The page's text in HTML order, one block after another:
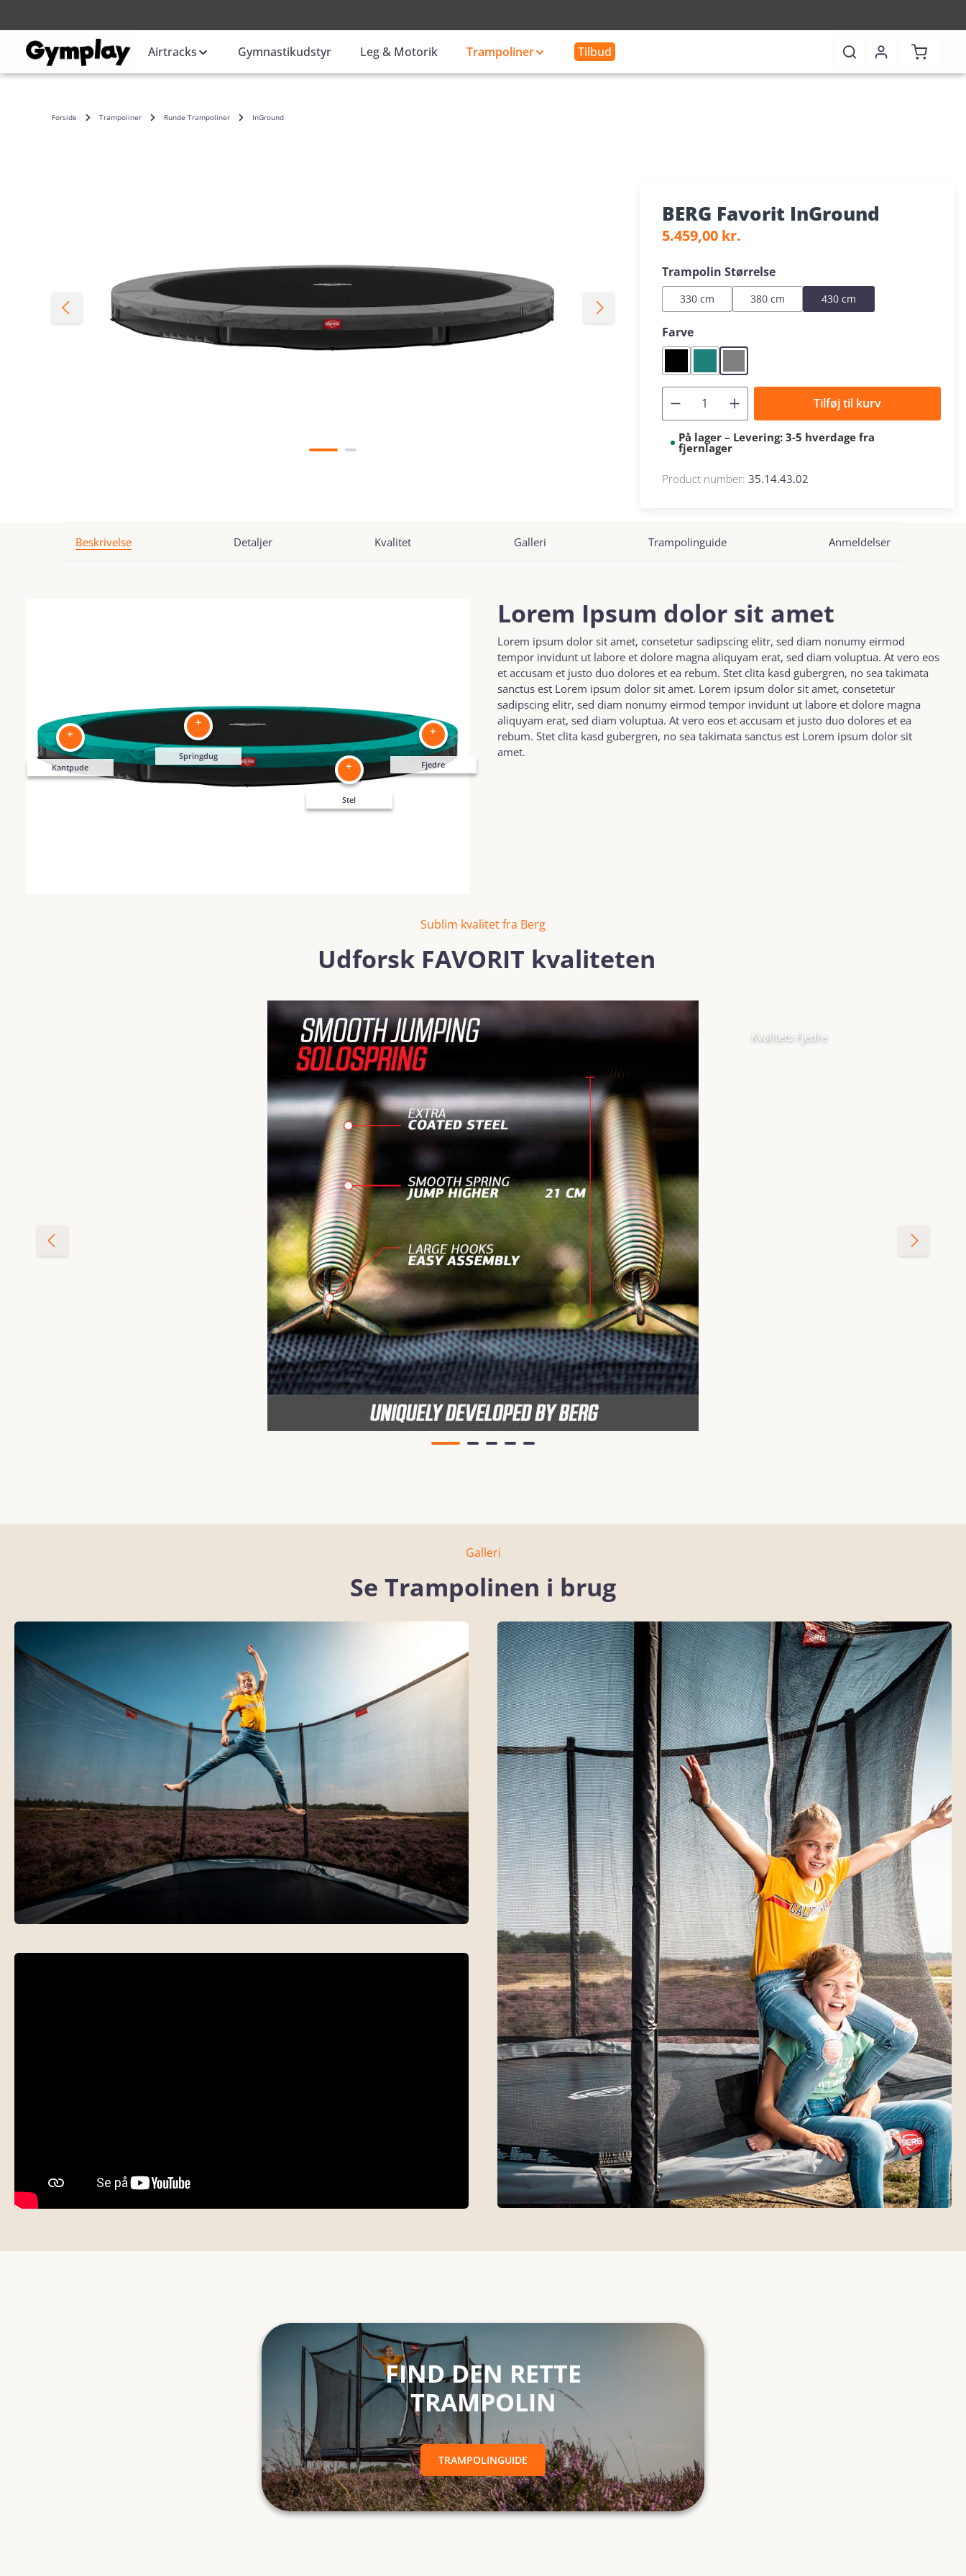
Airtracks Gymnastikudstyr Leg & Motorik Trampoliner Tilbud
Forside Trampoliner Runde Trampoliner InGround
BERG Favorit InGround
Regular price:
5.459,00 kr.
Select
Trampolin Størrelse
330 cm 380 cm 430 cm
Select
Farve
GreenGrey
Tilføj til kurv
På lager – Levering: 3-5 hverdage fra
fjernlager
Product number: 35.14.43.02
Beskrivelse Detaljer Kvalitet Galleri Trampolinguide Anmeldelser
Stel
+ Fjedre
+
Springdug
+
Kantpude
+
Lorem Ipsum dolor sit amet
Lorem ipsum dolor sit amet, consetetur sadipscing elitr, sed diam nonumy eirmod
tempor invidunt ut labore et dolore magna aliquyam erat, sed diam voluptua. At vero eos
et accusam et justo duo dolores et ea rebum. Stet clita kasd gubergren, no sea takimata
sanctus est Lorem ipsum dolor sit amet. Lorem ipsum dolor sit amet, consetetur
sadipscing elitr, sed diam nonumy eirmod tempor invidunt ut labore et dolore magna
aliquyam erat, sed diam voluptua. At vero eos et accusam et justo duo dolores et ea
rebum. Stet clita kasd gubergren, no sea takimata sanctus est Lorem ipsum dolor sit
amet.
Sublim kvalitet fra Berg
Udforsk FAVORIT kvaliteten
Kvalitets Fjedre
Galleri
Se Trampolinen i brug
FIND DEN RETTE TRAMPOLINTRAMPOLINGUIDE
FIND DEN RETTE
TRAMPOLIN
TRAMPOLINGUIDE